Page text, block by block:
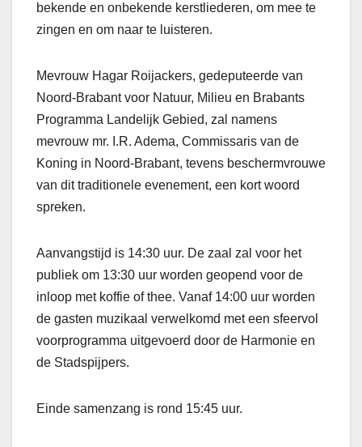
bekende en onbekende kerstliederen, om mee te
zingen en om naar te luisteren.
Mevrouw Hagar Roijackers, gedeputeerde van
Noord-Brabant voor Natuur, Milieu en Brabants
Programma Landelijk Gebied, zal namens
mevrouw mr. I.R. Adema, Commissaris van de
Koning in Noord-Brabant, tevens beschermvrouwe
van dit traditionele evenement, een kort woord
spreken.
Aanvangstijd is 14:30 uur. De zaal zal voor het
publiek om 13:30 uur worden geopend voor de
inloop met koffie of thee. Vanaf 14:00 uur worden
de gasten muzikaal verwelkomd met een sfeervol
voorprogramma uitgevoerd door de Harmonie en
de Stadspijpers.
Einde samenzang is rond 15:45 uur.